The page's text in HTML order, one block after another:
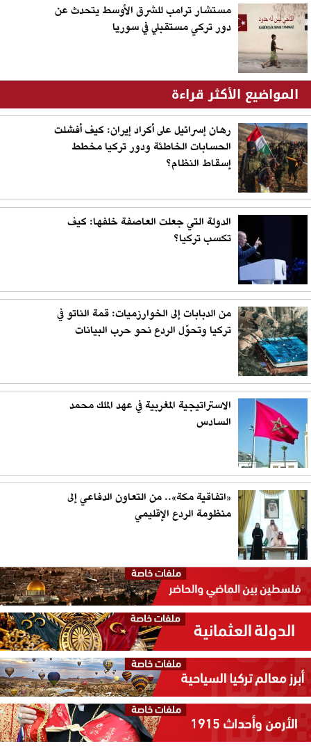
مستشار ترامب للشرق الأوسط يتحدث عن
دور تركي مستقبلي في سوريا
المواضيع الأكثر قراءة
رهان إسرائيل على أكراد إيران: كيف أفشلت
الحسابات الخاطئة ودور تركيا مخطط
إسقاط النظام؟
الدولة التي جعلت العاصفة خلفها: كيف
تكسب تركيا؟
من الدبابات إلى الخوارزميات: قمة الناتو في
تركيا وتحوّل الردع نحو حرب البيانات
الاستراتيجية المغربية في عهد الملك محمد
السادس
«اتفاقية مكة».. من التعاون الدفاعي إلى
منظومة الردع الإقليمي